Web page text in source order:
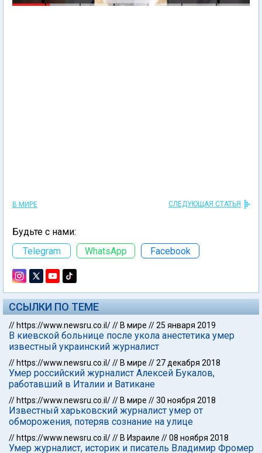
В МИРЕ СЛЕДУЮЩАЯ СТАТЬЯ
Будьте с нами:
Telegram
WhatsApp Facebook
ССЫЛКИ ПО ТЕМЕ
// https://www.newsru.co.il/// В мире //25 января 2019
В киевской больнице после укола анестетика умер
известный украинский журналист
// https://www.newsru.co.il/// В мире //27 декабря 2018
Умер российский журналист Алексей Букалов,
работавший в Италии и Ватикане
// https://www.newsru.co.il/// В мире //30 ноября 2018
Известный харьковский журналист умер от
обморожения, потеряв сознание на улице
// https://www.newsru.co.il/// В Израиле //08 ноября 2018
Умер журналист, историк и писатель Владимир Фромер